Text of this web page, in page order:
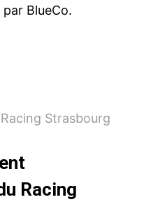
par BlueCo.
Strasbourg
Racing